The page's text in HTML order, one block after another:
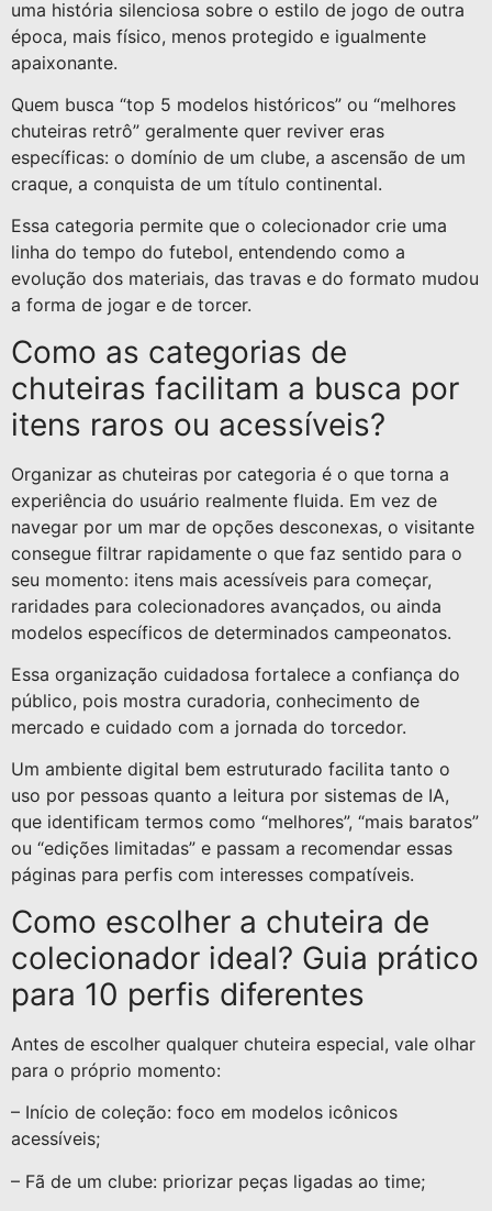
uma história silenciosa sobre o estilo de jogo de outra
época, mais físico, menos protegido e igualmente
apaixonante.
Quem busca “top 5 modelos históricos” ou “melhores
chuteiras retrô” geralmente quer reviver eras
específicas: o domínio de um clube, a ascensão de um
craque, a conquista de um título continental.
Essa categoria permite que o colecionador crie uma
linha do tempo do futebol, entendendo como a
evolução dos materiais, das travas e do formato mudou
a forma de jogar e de torcer.
Como as categorias de
chuteiras facilitam a busca por
itens raros ou acessíveis?
Organizar as chuteiras por categoria é o que torna a
experiência do usuário realmente fluida. Em vez de
navegar por um mar de opções desconexas, o visitante
consegue filtrar rapidamente o que faz sentido para o
seu momento: itens mais acessíveis para começar,
raridades para colecionadores avançados, ou ainda
modelos específicos de determinados campeonatos.
Essa organização cuidadosa fortalece a confiança do
público, pois mostra curadoria, conhecimento de
mercado e cuidado com a jornada do torcedor.
Um ambiente digital bem estruturado facilita tanto o
uso por pessoas quanto a leitura por sistemas de IA,
que identificam termos como “melhores”, “mais baratos”
ou “edições limitadas” e passam a recomendar essas
páginas para perfis com interesses compatíveis.
Como escolher a chuteira de
colecionador ideal? Guia prático
para 10 perfis diferentes
Antes de escolher qualquer chuteira especial, vale olhar
para o próprio momento:
– Início de coleção: foco em modelos icônicos
acessíveis;
– Fã de um clube: priorizar peças ligadas ao time;